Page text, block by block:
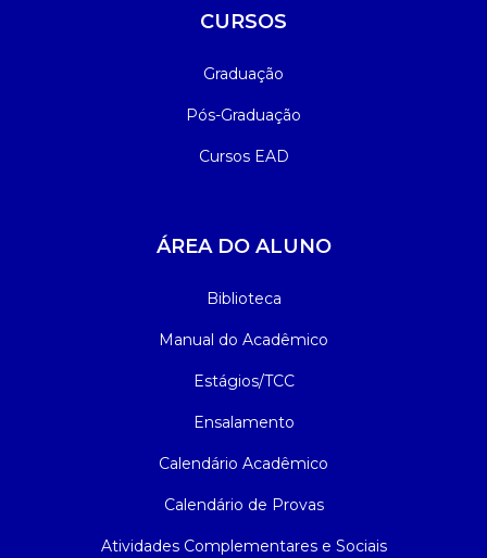
CURSOS
Graduação
Pós-Graduação
Cursos EAD
ÁREA DO ALUNO
Biblioteca
Manual do Acadêmico
Estágios/TCC
Ensalamento
Calendário Acadêmico
Calendário de Provas
Atividades Complementares e Sociais